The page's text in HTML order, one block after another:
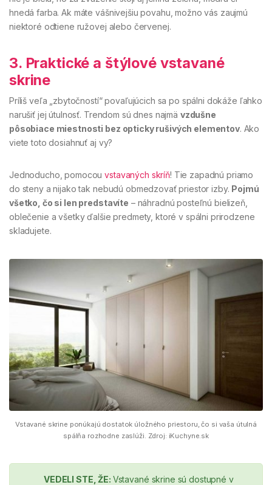
hnedá farba. Ak máte vášnivejšiu povahu, možno vás zaujmú
niektoré odtiene ružovej alebo červenej.
3. Praktické a štýlové vstavané
skrine
Príliš veľa „zbytočností“ povaľujúcich sa po spálni dokáže ľahko
narušiť jej útulnosť. Trendom sú dnes najmä vzdušne
pôsobiace miestnosti bez opticky rušivých elementov. Ako
viete toto dosiahnuť aj vy?
Jednoducho, pomocouvstavaných skríň! Tie zapadnú priamo
do steny a nijako tak nebudú obmedzovať priestor izby. Pojmú
všetko, čo si len predstavíte – náhradnú posteľnú bielizeň,
oblečenie a všetky ďalšie predmety, ktoré v spálni prirodzene
skladujete.
Vstavané skrine ponúkajú dostatok úložného priestoru, čo si vaša útulná
spálňa rozhodne zaslúži. Zdroj: iKuchyne.sk
VEDELI STE, ŽE: Vstavané skrine sú dostupné v